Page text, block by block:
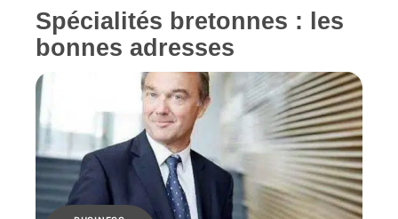
Spécialités bretonnes : les
bonnes adresses